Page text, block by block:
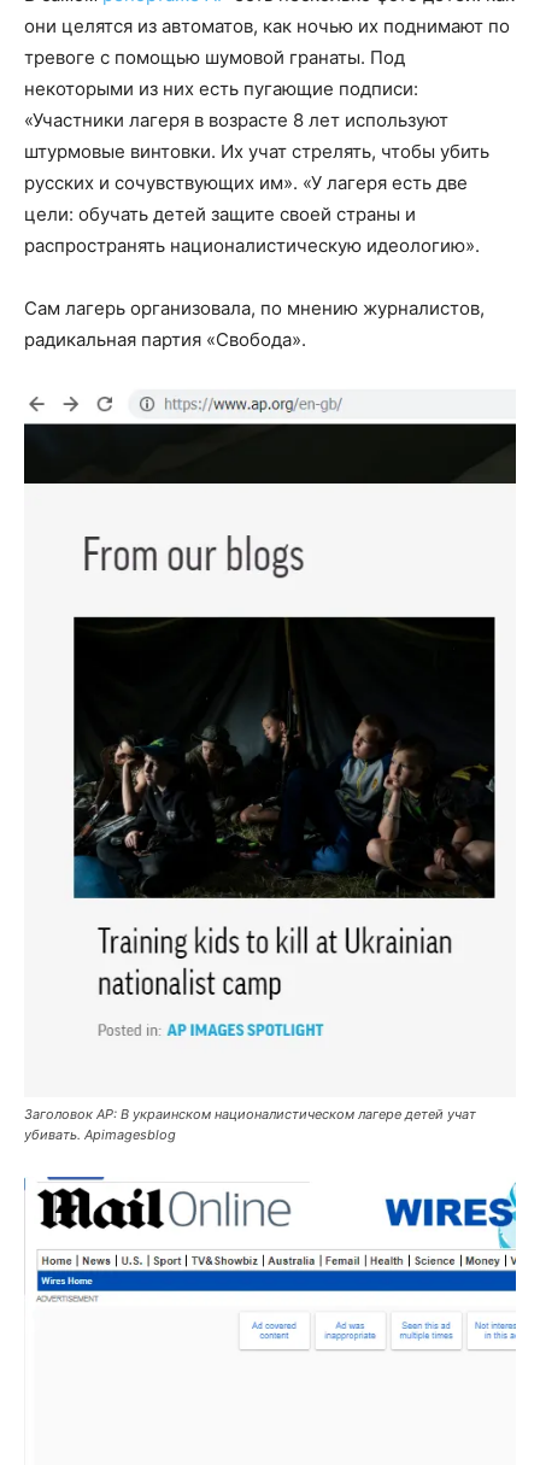
они целятся из автоматов, как ночью их поднимают по
тревоге с помощью шумовой гранаты. Под
некоторыми из них есть пугающие подписи:
«Участники лагеря в возрасте 8 лет используют
штурмовые винтовки. Их учат стрелять, чтобы убить
русских и сочувствующих им». «У лагеря есть две
цели: обучать детей защите своей страны и
распространять националистическую идеологию».
Сам лагерь организовала, по мнению журналистов,
радикальная партия «Свобода».
Заголовок АР: В украинском националистическом лагере детей учат
убивать. Apimagesblog